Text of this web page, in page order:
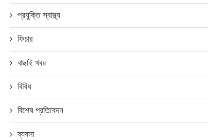
প্রযুক্তি স্বাস্থ্য
ফিচার
বাছাই খবর
বিবিধ
বিশেষ প্রতিবেদন
ব্যবসা